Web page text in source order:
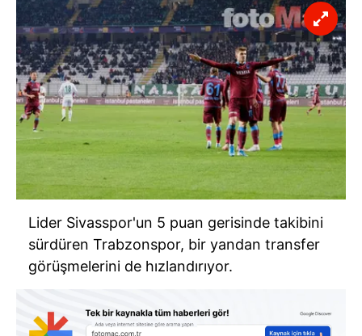
Lider Sivasspor'un 5 puan gerisinde takibini
sürdüren Trabzonspor, bir yandan transfer
görüşmelerini de hızlandırıyor.